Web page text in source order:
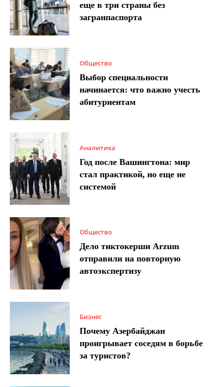
еще в три страны без
загранпаспорта
Общество
Выбор специальности
начинается: что важно учесть
абитуриентам
Аналитика
Год после Вашингтона: мир
стал практикой, но еще не
системой
Общество
Дело тиктокерши Arzum
отправили на повторную
автоэкспертизу
Бизнес
Почему Азербайджан
проигрывает соседям в борьбе
за туристов?